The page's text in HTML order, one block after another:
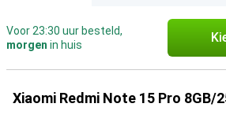
Voor 23:30 uur besteld,
morgen in huis
Xiaomi Redmi Note 15 Pro 8GB/